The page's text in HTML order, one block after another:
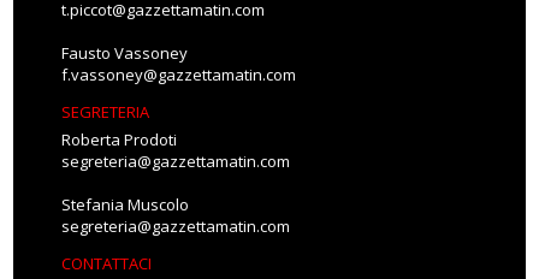
t.piccot@gazzettamatin.com
Fausto Vassoney
f.vassoney@gazzettamatin.com
SEGRETERIA
Roberta Prodoti
segreteria@gazzettamatin.com
Stefania Muscolo
segreteria@gazzettamatin.com
CONTATTACI